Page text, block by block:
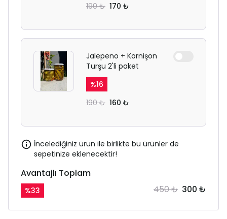
190 ₺ 170 ₺
Jalepeno + Kornişon
Turşu 2'li paket
%16
190 ₺ 160 ₺
İncelediğiniz ürün ile birlikte bu ürünler de
sepetinize eklenecektir!
Avantajlı Toplam
%33 450 ₺ 300 ₺